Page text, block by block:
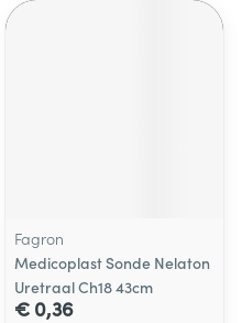
Fagron
Medicoplast Sonde Nelaton
Uretraal Ch18 43cm
€ 0,36